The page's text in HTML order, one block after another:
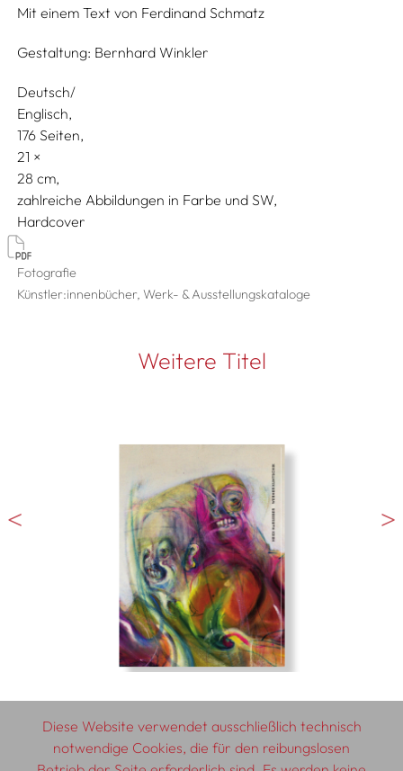
Mit einem Text von Ferdinand Schmatz
Gestaltung: Bernhard Winkler
Deutsch/
Englisch
176 Seiten,
21
28
zahlreiche Abbildungen in Farbe und SW
Hardcover
Fotografie
Künstler:innenbücher, Werk- & Ausstellungskataloge
Weitere Titel
Diese Website verwendet ausschließlich technisch
notwendige Cookies, die für den reibungslosen